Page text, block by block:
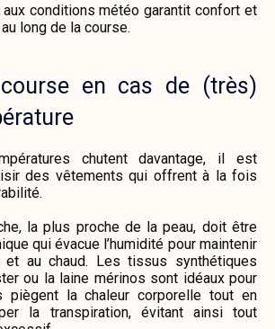
conditions météo garantit confort et
long de la course.
en cas de (très)
chutent davantage, il est
des vêtements qui offrent à la fois
la plus proche de la peau, doit être
qui évacue l’humidité pour maintenir
au chaud. Les tissus synthétiques
ou la laine mérinos sont idéaux pour
piègent la chaleur corporelle tout en
la transpiration, évitant ainsi tout